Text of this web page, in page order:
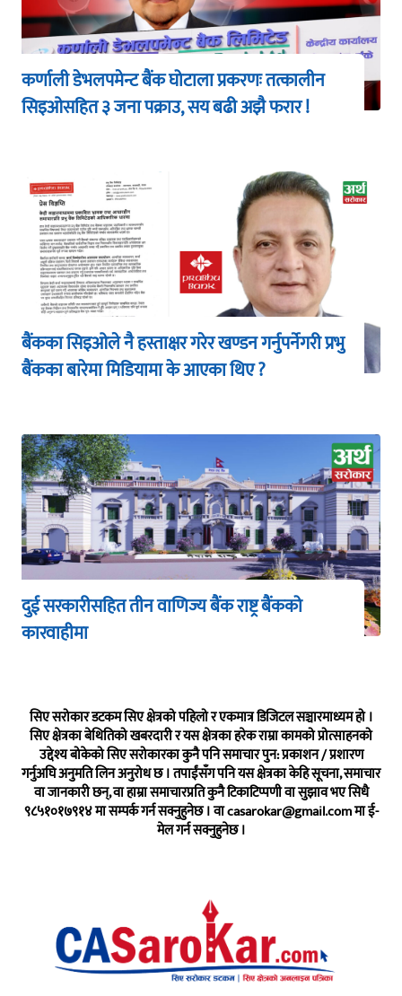
कर्णाली डेभलपमेन्ट बैंक घोटाला प्रकरणः तत्कालीन
सिइओसहित ३ जना पक्राउ, सय बढी अझै फरार !
बैंकका सिइओले नै हस्ताक्षर गरेर खण्डन गर्नुपर्नेगरी प्रभु
बैंकका बारेमा मिडियामा के आएका थिए ?
दुई सरकारीसहित तीन वाणिज्य बैंक राष्ट्र बैंकको
कारवाहीमा
सिए सरोकार डटकम सिए क्षेत्रको पहिलो र एकमात्र डिजिटल सञ्चारमाध्यम हो ।
सिए क्षेत्रका बेथितिको खबरदारी र यस क्षेत्रका हरेक राम्रा कामको प्रोत्साहनको
उद्देश्य बोकेको सिए सरोकारका कुनै पनि समाचार पुन: प्रकाशन / प्रशारण
गर्नुअघि अनुमति लिन अनुरोध छ । तपाईंसँग पनि यस क्षेत्रका केहि सूचना, समाचार
वा जानकारी छन्, वा हाम्रा समाचारप्रति कुनै टिकाटिप्पणी वा सुझाव भए सिधै
९८५१०१७९१४ मा सम्पर्क गर्न सक्नुहुनेछ । वाcasarokar@gmail.comमा ई-
मेल गर्न सक्नुहुनेछ ।